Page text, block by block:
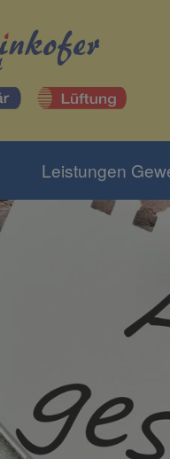
Leistungen